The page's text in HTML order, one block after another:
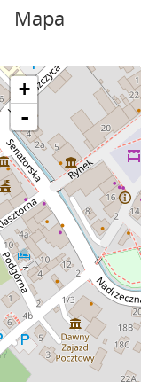
Mapa
+
-